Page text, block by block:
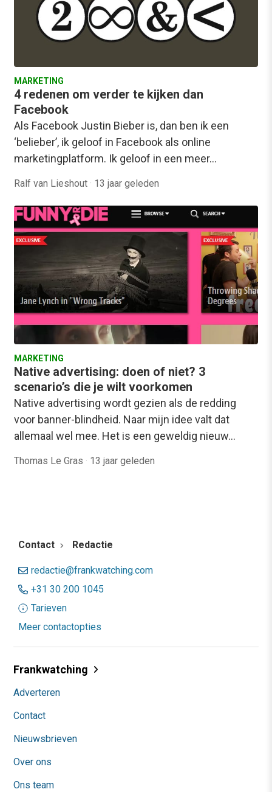
MARKETING
4 redenen om verder te kijken dan
Facebook
Als Facebook Justin Bieber is, dan ben ik een
‘belieber’, ik geloof in Facebook als online
marketingplatform. Ik geloof in een meer…
Ralf van Lieshout · 13 jaar geleden
MARKETING
Native advertising: doen of niet? 3
scenario’s die je wilt voorkomen
Native advertising wordt gezien als de redding
voor banner-blindheid. Naar mijn idee valt dat
allemaal wel mee. Het is een geweldig nieuw…
Thomas Le Gras · 13 jaar geleden
Contact Redactie
redactie@frankwatching.com
+31 30 200 1045
Tarieven
Meer contactopties
Frankwatching
Adverteren
Contact
Nieuwsbrieven
Over ons
Ons team